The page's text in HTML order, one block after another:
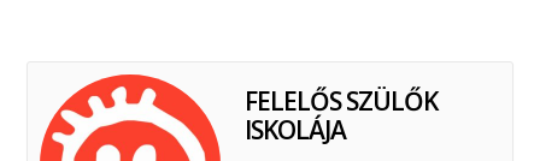
FELELŐS SZÜLŐK
ISKOLÁJA